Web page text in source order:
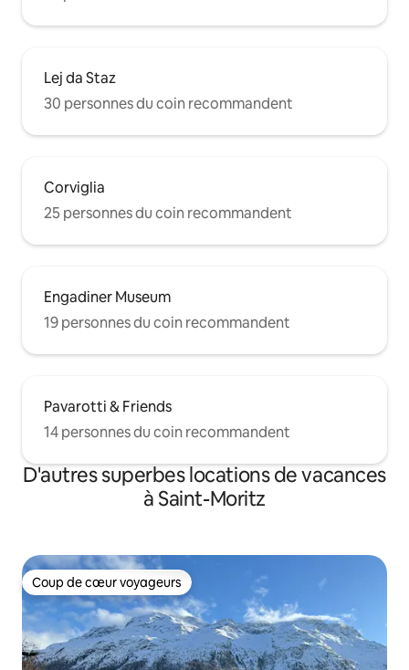
Lej da Staz
30 personnes du coin recommandent
Corviglia
25 personnes du coin recommandent
Engadiner Museum
19 personnes du coin recommandent
Pavarotti & Friends
14 personnes du coin recommandent
D'autres superbes locations de vacances
à Saint-Moritz
Coup de cœur voyageurs
Coup de cœur voyageurs